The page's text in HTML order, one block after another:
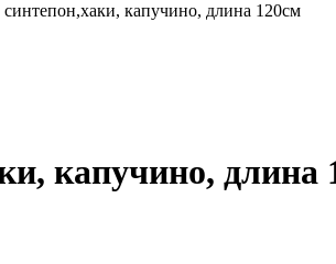
капучино, длина 120см
капучино, длина